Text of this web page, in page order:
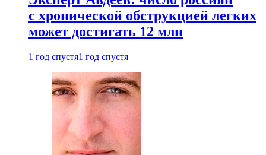
с хронической обструкцией легких
может достигать 12 млн
1 год спустя1 год спустя